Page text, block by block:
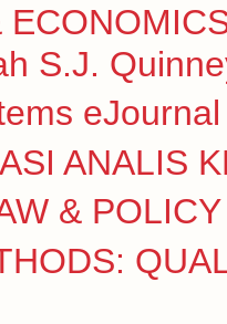
S.J.
ANALIS
&